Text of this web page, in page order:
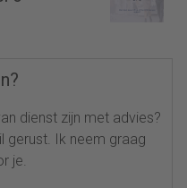
dienst zijn met advies?
gerust. Ik neem graag
je.